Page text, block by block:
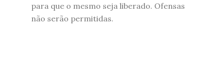
para que o mesmo seja liberado. Ofensas
não serão permitidas.